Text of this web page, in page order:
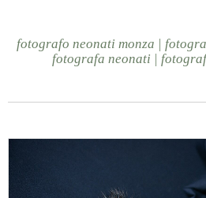
fotografo neonati monza |
fotografa neonati |